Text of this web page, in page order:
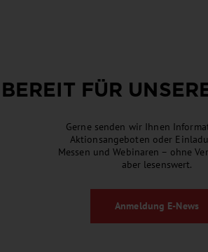
BEREIT FÜR
Gerne senden wir Ihnen
Aktionsangeboten oder
Messen und Webinaren – ohne
aber lesenswert.
Anmeldung E-News